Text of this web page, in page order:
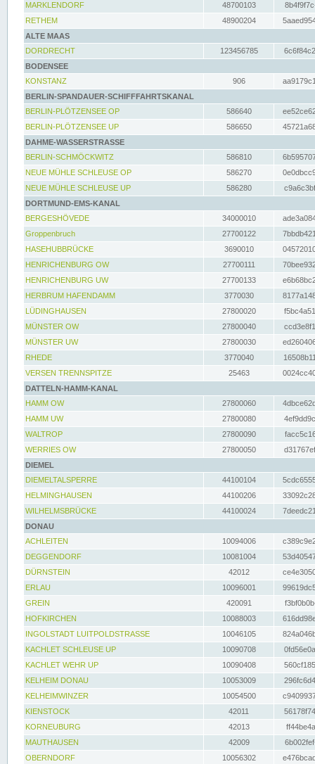
MARKLENDORF
48700103
RETHEM
48900204
ALTE MAAS
DORDRECHT
123456785
BODENSEE
KONSTANZ
906
BERLIN-SPANDAUER-SCHIFFFAHRTSKANAL
BERLIN-PLÖTZENSEE OP
586640
BERLIN-PLÖTZENSEE UP
586650
DAHME-WASSERSTRASSE
BERLIN-SCHMÖCKWITZ
586810
NEUE MÜHLE SCHLEUSE OP
586270
NEUE MÜHLE SCHLEUSE UP
586280
DORTMUND-EMS-KANAL
BERGESHÖVEDE
34000010
Groppenbruch
27700122
HASEHUBBRÜCKE
3690010
HENRICHENBURG OW
27700111
HENRICHENBURG UW
27700133
HERBRUM HAFENDAMM
3770030
LÜDINGHAUSEN
27800020
MÜNSTER OW
27800040
MÜNSTER UW
27800030
RHEDE
3770040
VERSEN TRENNSPITZE
25463
DATTELN-HAMM-KANAL
HAMM OW
27800060
HAMM UW
27800080
WALTROP
27800090
WERRIES OW
27800050
DIEMEL
DIEMELTALSPERRE
44100104
HELMINGHAUSEN
44100206
WILHELMSBRÜCKE
44100024
DONAU
ACHLEITEN
10094006
DEGGENDORF
10081004
DÜRNSTEIN
42012
ERLAU
10096001
GREIN
420091
HOFKIRCHEN
10088003
INGOLSTADT LUITPOLDSTRASSE
10046105
KACHLET SCHLEUSE UP
10090708
KACHLET WEHR UP
10090408
KELHEIM DONAU
10053009
KELHEIMWINZER
10054500
KIENSTOCK
42011
KORNEUBURG
42013
MAUTHAUSEN
42009
OBERNDORF
10056302